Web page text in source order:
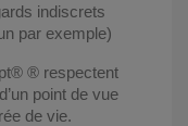
indiscrets
par exemple)
® respectent
point de vue
de vie.